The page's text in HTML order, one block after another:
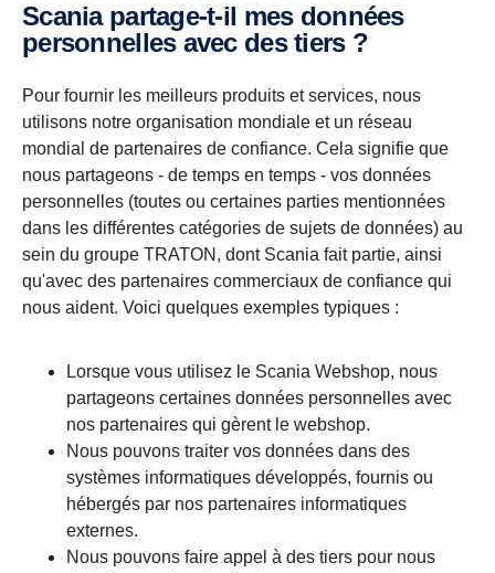
Scania partage-t-il mes données
personnelles avec des tiers ?
Pour fournir les meilleurs produits et services, nous
utilisons notre organisation mondiale et un réseau
mondial de partenaires de confiance. Cela signifie que
nous partageons - de temps en temps - vos données
personnelles (toutes ou certaines parties mentionnées
dans les différentes catégories de sujets de données) au
sein du groupe TRATON, dont Scania fait partie, ainsi
qu'avec des partenaires commerciaux de confiance qui
nous aident. Voici quelques exemples typiques :
Lorsque vous utilisez le Scania Webshop, nous
partageons certaines données personnelles avec
nos partenaires qui gèrent le webshop.
Nous pouvons traiter vos données dans des
systèmes informatiques développés, fournis ou
hébergés par nos partenaires informatiques
externes.
Nous pouvons faire appel à des tiers pour nous